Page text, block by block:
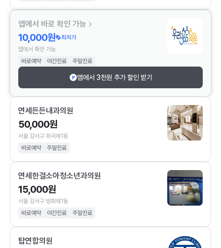
앱에서 바로 확인 가능
10,000원
최저가
앱에서 확인 가능
바로예약
야간진료 주말진료
앱에서 3천원 추가 할인 받기
연세든든내과의원
50,000원
서울 강서구 화곡제1동
바로예약
주말진료
연세한결소아청소년과의원
15,000원
서울 강서구 방화제1동
바로예약
야간진료 주말진료
탑연합의원